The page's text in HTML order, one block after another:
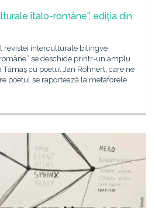
italo-române”, ediția din
interculturale bilingve
se deschide printr-un amplu
cu poetul Jan Röhnert, care ne
poetul se raportează la metaforele